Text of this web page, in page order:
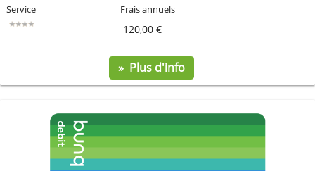
Revolut Compte professionnel
Compte pour indépendants et PME. Gérez plusieurs
physiques.
Frais annuels